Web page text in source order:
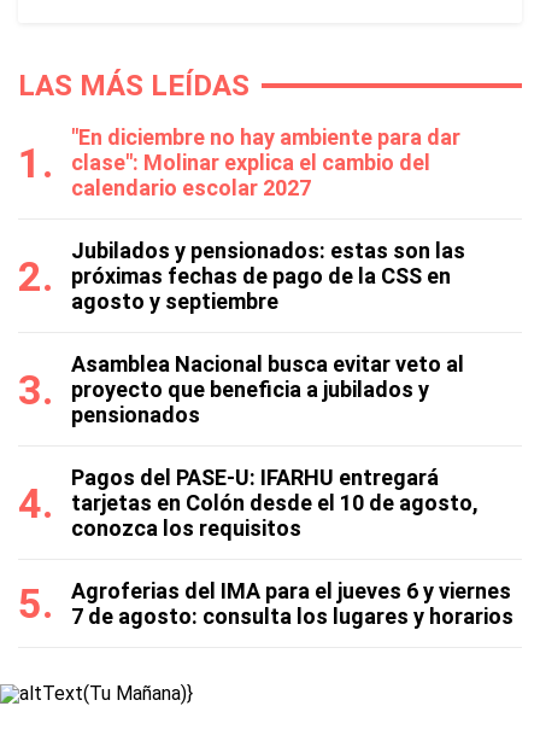
LAS MÁS LEÍDAS
"En diciembre no hay ambiente para dar
clase": Molinar explica el cambio del
calendario escolar 2027
Jubilados y pensionados: estas son las
próximas fechas de pago de la CSS en
agosto y septiembre
Asamblea Nacional busca evitar veto al
proyecto que beneficia a jubilados y
pensionados
Pagos del PASE-U: IFARHU entregará
tarjetas en Colón desde el 10 de agosto,
conozca los requisitos
Agroferias del IMA para el jueves 6 y viernes
7 de agosto: consulta los lugares y horarios